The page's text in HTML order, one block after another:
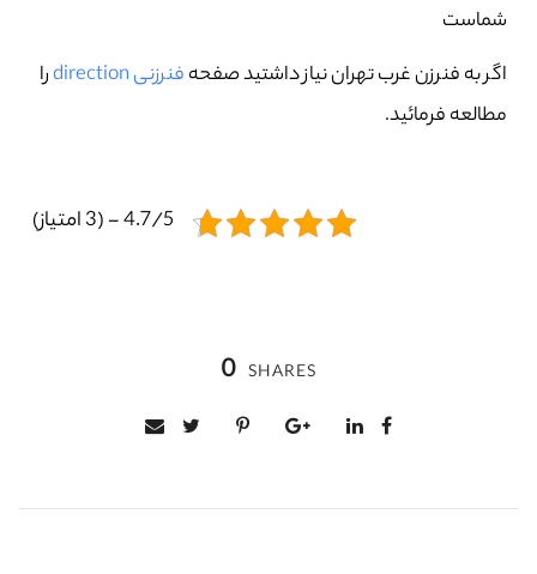
شماست
اگر به فنرزن غرب تهران نیاز داشتید صفحهفنرزنی direction
را
مطالعه فرمائید.
4.7/5 - (3 امتیاز)
0 SHARES